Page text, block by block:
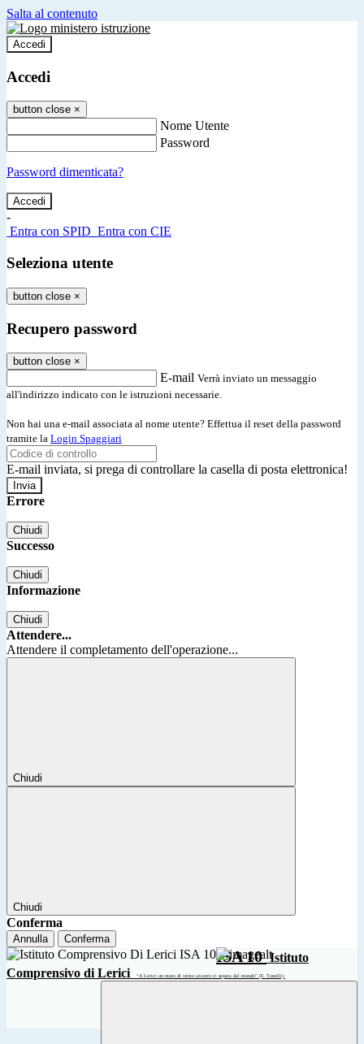
Salta al contenuto
Accedi
Accedi
button close ×
Nome Utente
Password
Password dimenticata?
-
Entra con SPID Entra con CIE
Seleziona utente
button close ×
Recupero password
button close ×
E-mail Verrà inviato un messaggio
all'indirizzo indicato con le istruzioni necessarie.
Non hai una e-mail associata al nome utente? Effettua il reset della password
tramite la Login Spaggiari
E-mail inviata, si prega di controllare la casella di posta elettronica!
Errore
Chiudi
Successo
Chiudi
Informazione
Chiudi
Attendere...
Attendere il completamento dell'operazione...
Chiudi
Chiudi
Conferma
Annulla Conferma
ISA 10 Istituto
Comprensivo di Lerici
“A Lerici un muro di vento azzurro ci separa dal mondo” (F. Tonelli)